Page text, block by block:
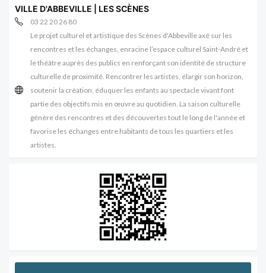
VILLE D'ABBEVILLE | LES SCÈNES
03 22 20 26 80
Le projet culturel et artistique des Scènes d'Abbeville axé sur les
rencontres et les échanges, enracine l’espace culturel Saint-André et
le théâtre auprès des publics en renforçant son identité de structure
culturelle de proximité. Rencontrer les artistes, élargir son horizon,
soutenir la création, éduquer les enfants au spectacle vivant font
partie des objectifs mis en œuvre au quotidien. La saison culturelle
génère des rencontres et des découvertes tout le long de l'année et
favorise les échanges entre habitants de tous les quartiers et les
artistes.